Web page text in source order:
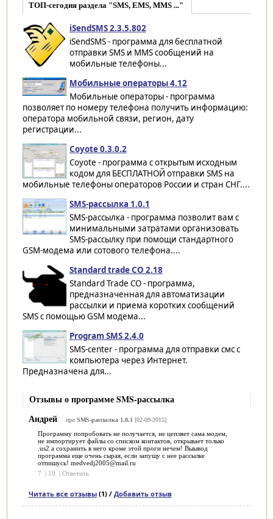
ТОП-сегодня раздела "SMS, EMS, MMS ..."
iSendSMS 2.3.5.802
iSendSMS - программа для бесплатной
отправки SMS и MMS сообщений на
мобильные телефоны...
Мобильные операторы 4.12
Мобильные операторы - программа
позволяет по номеру телефона получить информацию:
оператора мобильной связи, регион, дату
регистрации...
Coyote 0.3.0.2
Coyote - программа с открытым исходным
кодом для БЕСПЛАТНОЙ отправки SMS на
мобильные телефоны операторов России и стран СНГ....
SMS-рассылка 1.0.1
SMS-рассылка - программа позволит вам с
минимальными затратами организовать
SMS-рассылку при помощи стандартного
GSM-модема или сотового телефона....
Standard trade CO 2.18
Standard Trade CO - программа,
предназначенная для автоматизации
рассылки и приема коротких сообщений
SMS с помощью GSM модема...
Program SMS 2.4.0
SMS-center - программа для отправки смс с
компьютера через Интернет.
Предназначена для...
Отзывы о программе SMS-рассылка
Андрей
про SMS-рассылка 1.0.1 [02-09-2015]
Программу попробовать не получается, не цепляет сама модем,
не импортирует файлы со списком контактов, открывает только
.us2 а сохранить в него кроме этой проги нечем! Выывод
программа еще очень сырая, если запущу с нее рассылке
отпишусь! medvedj2005@mail.ru
7
10 Ответить
Читать все отзывы(1) / Добавить отзыв